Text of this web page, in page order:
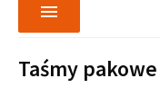
menu
Taśmy pakowe